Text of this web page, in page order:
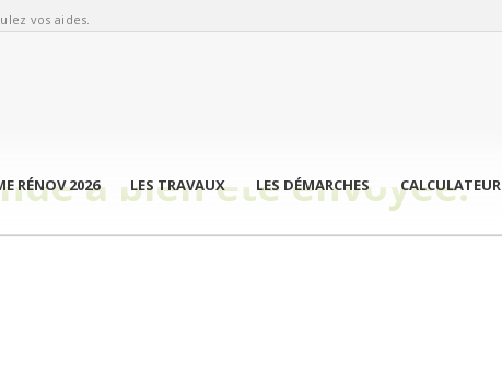
vos aides.
RÉNOV 2026 LES TRAVAUX LES DÉMARCHES CALCULATEUR
a bien été envoyée.